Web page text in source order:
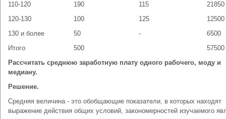
110-120
190 115
21850
120-130
100 125
12500
130 и более
50 -
6500
Итого
500
57500
Рассчитать среднюю заработную плату одного рабочего, моду и
медиану.
Решение.
Средняя величина - это обобщающие показатели, в которых находят
выражение действия общих условий, закономерностей изучаемого